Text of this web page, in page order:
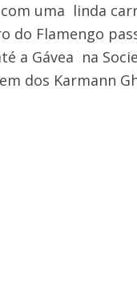
uma linda
do Flamengo
a Gávea na
dos Karmann